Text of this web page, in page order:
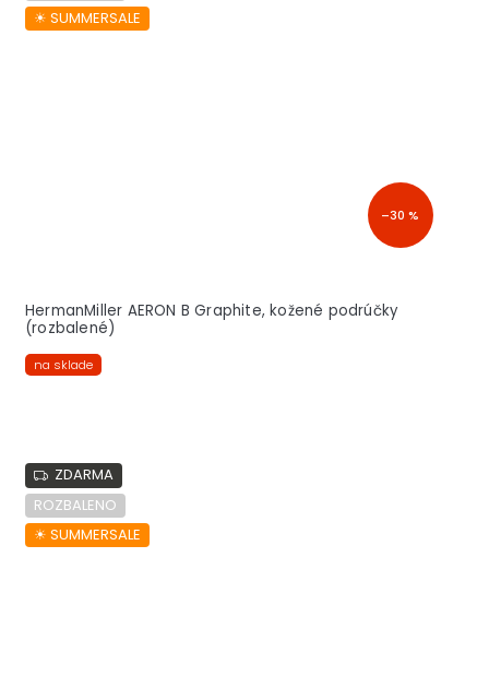
☀︎ SUMMERSALE
–30 %
HermanMiller AERON B Graphite, kožené podrúčky
(rozbalené)
na sklade
ZDARMA
ROZBALENO
☀︎ SUMMERSALE